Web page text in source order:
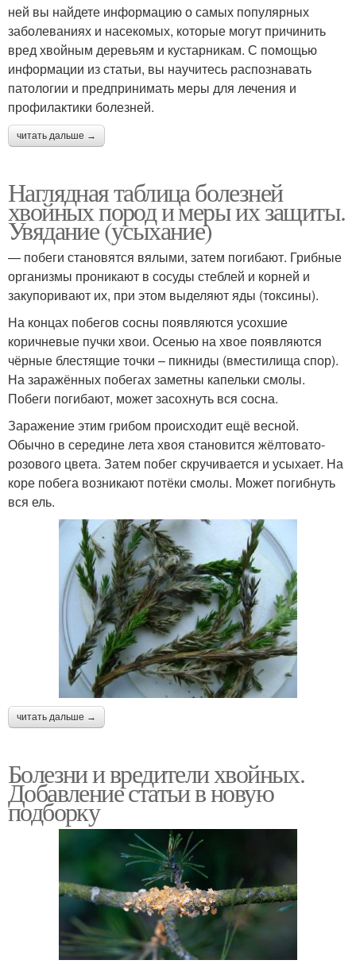
ней вы найдете информацию о самых популярных
заболеваниях и насекомых, которые могут причинить
вред хвойным деревьям и кустарникам. С помощью
информации из статьи, вы научитесь распознавать
патологии и предпринимать меры для лечения и
профилактики болезней.
читать дальше →
Наглядная таблица болезней
хвойных пород и меры их защиты.
Увядание (усыхание)
— побеги становятся вялыми, затем погибают. Грибные
организмы проникают в сосуды стеблей и корней и
закупоривают их, при этом выделяют яды (токсины).
На концах побегов сосны появляются усохшие
коричневые пучки хвои. Осенью на хвое появляются
чёрные блестящие точки – пикниды (вместилища спор).
На заражённых побегах заметны капельки смолы.
Побеги погибают, может засохнуть вся сосна.
Заражение этим грибом происходит ещё весной.
Обычно в середине лета хвоя становится жёлтовато-
розового цвета. Затем побег скручивается и усыхает. На
коре побега возникают потёки смолы. Может погибнуть
вся ель.
читать дальше →
Болезни и вредители хвойных.
Добавление статьи в новую
подборку